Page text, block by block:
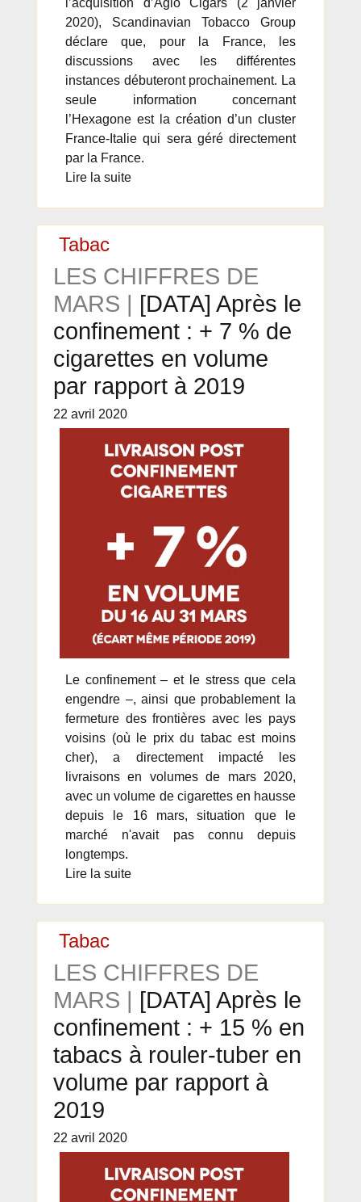
l’acquisition d’Agio Cigars (2 janvier
2020), Scandinavian Tobacco Group
déclare que, pour la France, les
discussions avec les différentes
instances débuteront prochainement. La
seule information concernant
l’Hexagone est la création d’un cluster
France-Italie qui sera géré directement
par la France.
Lire la suite
Tabac
LES CHIFFRES DE
MARS | [DATA] Après le
confinement : + 7 % de
cigarettes en volume
par rapport à 2019
22 avril 2020
Le confinement – et le stress que cela
engendre –, ainsi que probablement la
fermeture des frontières avec les pays
voisins (où le prix du tabac est moins
cher), a directement impacté les
livraisons en volumes de mars 2020,
avec un volume de cigarettes en hausse
depuis le 16 mars, situation que le
marché n'avait pas connu depuis
longtemps.
Lire la suite
Tabac
LES CHIFFRES DE
MARS | [DATA] Après le
confinement : + 15 % en
tabacs à rouler-tuber en
volume par rapport à
2019
22 avril 2020